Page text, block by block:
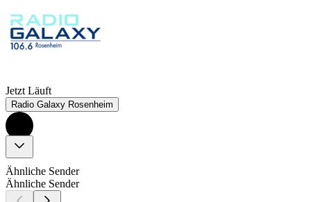
Jetzt Läuft
Radio Galaxy Rosenheim
Ähnliche Sender
Ähnliche Sender